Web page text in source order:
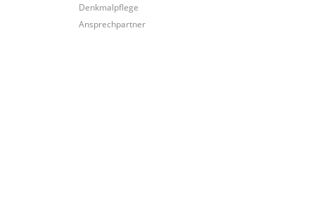
Denkmalpflege
Ansprechpartner